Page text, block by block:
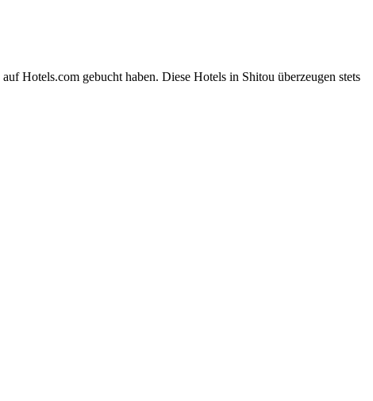
Hotels.com gebucht haben. Diese Hotels in Shitou überzeugen stets